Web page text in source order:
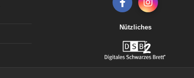
Nützliches